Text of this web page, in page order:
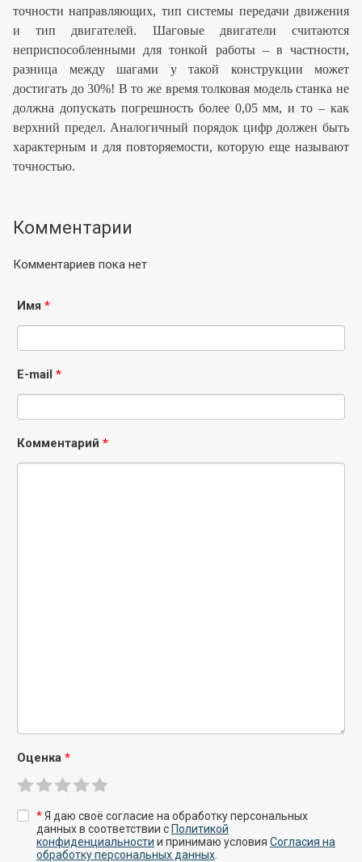
точности направляющих, тип системы передачи движения
и тип двигателей. Шаговые двигатели считаются
неприспособленными для тонкой работы – в частности,
разница между шагами у такой конструкции может
достигать до 30%! В то же время толковая модель станка не
должна допускать погрешность более 0,05 мм, и то – как
верхний предел. Аналогичный порядок цифр должен быть
характерным и для повторяемости, которую еще называют
точностью.
Комментарии
Комментариев пока нет
Имя *
E-mail *
Комментарий *
Оценка *
*Я даю своё согласие на обработку персональных
данных в соответствии с Политикой
конфиденциальности и принимаю условия Согласия на
обработку персональных данных.